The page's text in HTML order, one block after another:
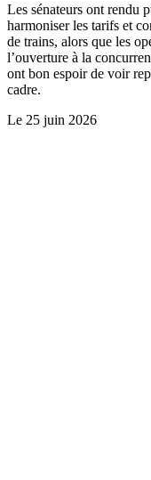
Les sénateurs ont rendu
harmoniser les tarifs et
de trains, alors que les
l’ouverture à la
ont bon espoir de voir
cadre.
Le 25 juin 2026